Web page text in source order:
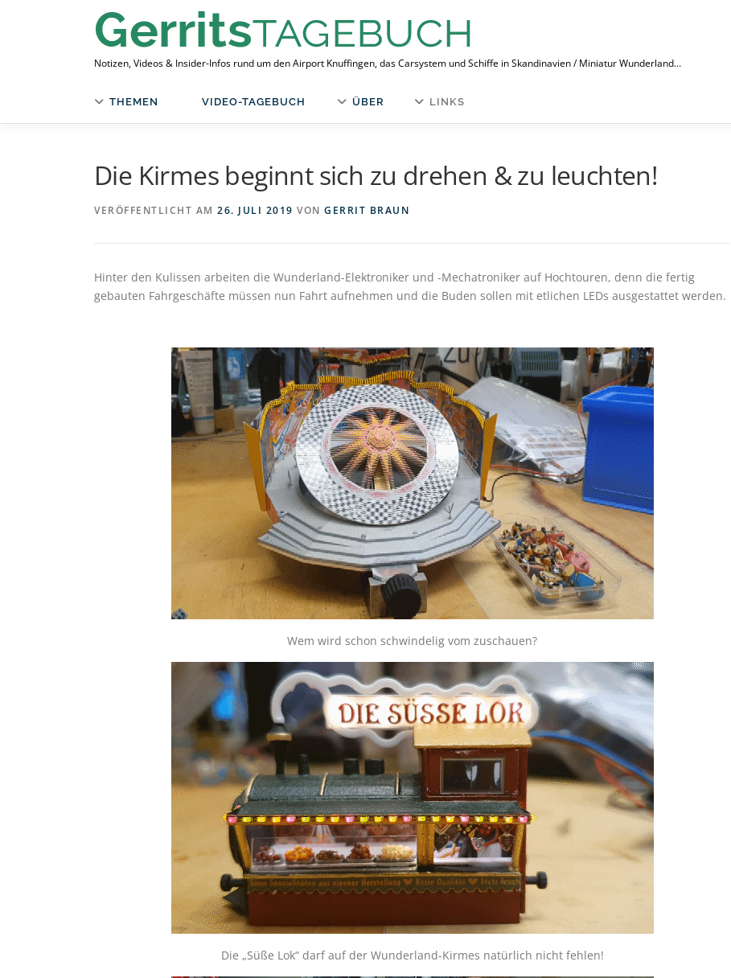
Notizen, Videos & Insider-Infos rund um den Airport Knuffingen, das Carsystem und Schiffe in Skandinavien / Miniatur Wunderland…
THEMEN VIDEO-TAGEBUCH ÜBER LINKS
Die Kirmes beginnt sich zu drehen & zu leuchten!
VERÖFFENTLICHT AM 26. JULI 2019 VON GERRIT BRAUN
Hinter den Kulissen arbeiten die Wunderland-Elektroniker und -Mechatroniker auf Hochtouren, denn die fertig
gebauten Fahrgeschäfte müssen nun Fahrt aufnehmen und die Buden sollen mit etlichen LEDs ausgestattet werden.
Wem wird schon schwindelig vom zuschauen?
Die „Süße Lok“ darf auf der Wunderland-Kirmes natürlich nicht fehlen!